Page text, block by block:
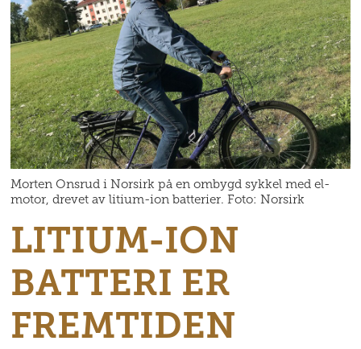
Morten Onsrud i Norsirk på en ombygd sykkel med el-
motor, drevet av litium-ion batterier. Foto: Norsirk
LITIUM-ION
BATTERI ER
FREMTIDEN